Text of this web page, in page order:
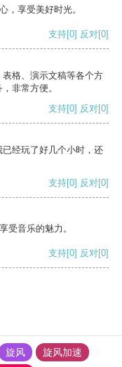
，享受美好时光。
支持[0] 反对[0]
格、演示文稿等各个方
非常方便。
支持[0] 反对[0]
经玩了好几个小时，还
支持[0] 反对[0]
受音乐的魅力。
支持[0] 反对[0]
旋风
旋风加速